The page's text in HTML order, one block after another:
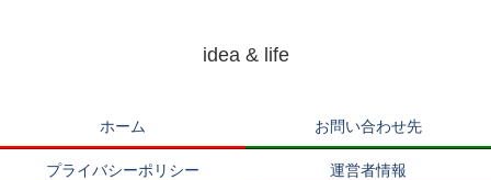
idea & life
ホーム お問い合わせ先
プライバシーポリシー 運営者情報